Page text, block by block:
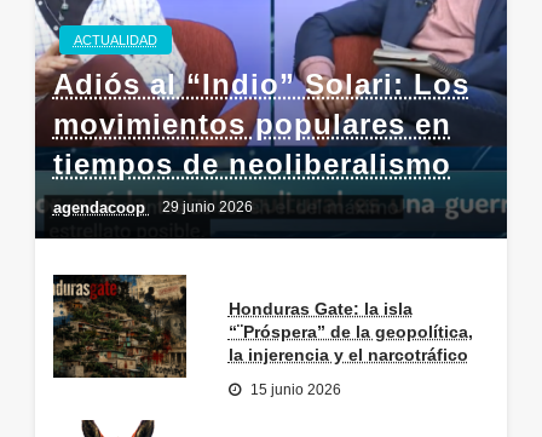
ACTUALIDAD
Adiós al “Indio” Solari: Los
movimientos populares en
tiempos de neoliberalismo
agendacoop 29 junio 2026
Honduras Gate: la isla
“¨Próspera” de la geopolítica,
la injerencia y el narcotráfico
15 junio 2026